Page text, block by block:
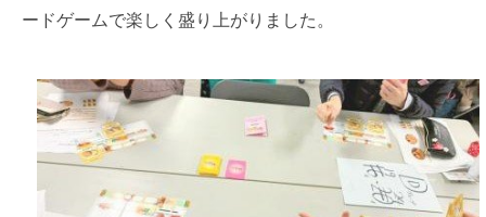
ードゲームで楽しく盛り上がりました。